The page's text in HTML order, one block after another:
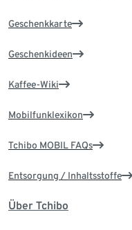
Geschenkkarte
Geschenkideen
Kaffee-Wiki
Mobilfunklexikon
Tchibo MOBIL FAQs
Entsorgung / Inhaltsstoffe
Über Tchibo